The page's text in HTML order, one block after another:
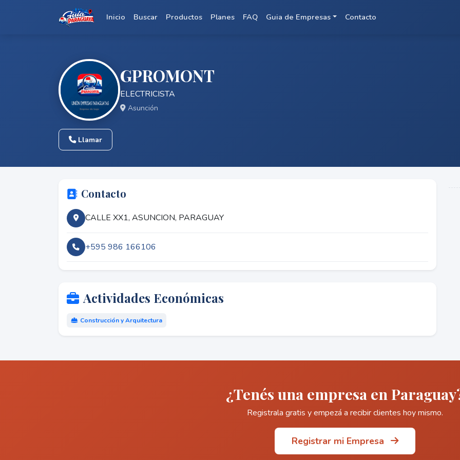
Inicio Buscar Productos Planes FAQ Guia de Empresas Contacto
GPROMONT
ELECTRICISTA
Asunción
Llamar
Contacto
CALLE XX1, ASUNCION, PARAGUAY
+595 986 166106
Actividades Económicas
Construcción y Arquitectura
¿Tenés una empresa en
Registrala gratis y empezá a recibir clientes hoy mismo.
Registrar mi Empresa